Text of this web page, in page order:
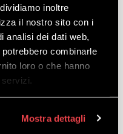
inoltre
il nostro sito con i
analisi dei dati web,
combinarle
loro o che hanno
Mostra dettagli